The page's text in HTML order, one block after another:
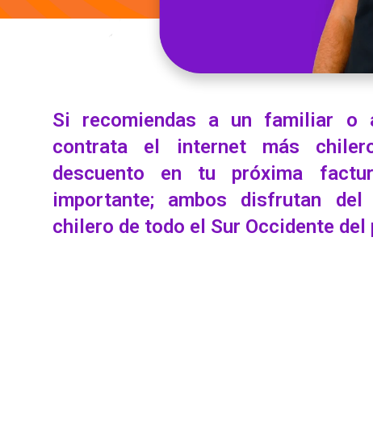
Si recomiendas a un familiar o
contrata el internet más
descuento en tu próxima
importante; ambos disfrutan
chilero de todo el Sur Occidente del